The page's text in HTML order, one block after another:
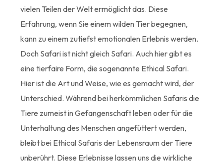
vielen Teilen der Welt ermöglicht das. Diese
Erfahrung, wenn Sie einem wilden Tier begegnen,
kann zu einem zutiefst emotionalen Erlebnis werden.
Doch Safari ist nicht gleich Safari. Auch hier gibt es
eine tierfaire Form, die sogenannte Ethical Safari.
Hier ist die Art und Weise, wie es gemacht wird, der
Unterschied. Während bei herkömmlichen Safaris die
Tiere zumeist in Gefangenschaft leben oder für die
Unterhaltung des Menschen angefüttert werden,
bleibt bei Ethical Safaris der Lebensraum der Tiere
unberührt. Diese Erlebnisse lassen uns die wirkliche